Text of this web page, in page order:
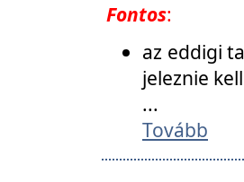
Fontos:
az eddigi
jeleznie
...
Tovább